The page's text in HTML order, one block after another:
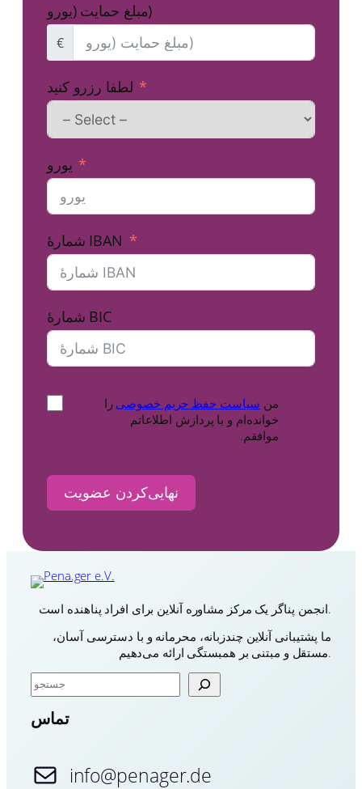
مبلغ حمایت (یورو)
€
لطفا رزرو کنید
یورو
شمارهٔ IBAN
شمارهٔ BIC
من سیاست حفظ حریم خصوصی را
خوانده‌ام و با پردازش اطلاعاتم
موافقم.
نهایی‌کردن عضویت
انجمن پناگر یک مرکز مشاوره آنلاین برای افراد پناهنده است.
ما پشتیبانی آنلاین چندزبانه، محرمانه و با دسترسی آسان،
مستقل و مبتنی بر همبستگی ارائه می‌دهیم.
س
ج
تماس
info@penager.de